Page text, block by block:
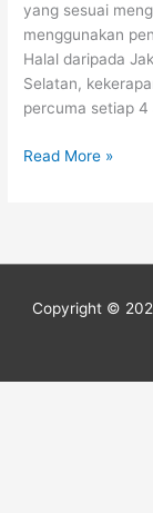
yang sesuai
menggunakan
Halal daripada
Selatan,
percuma setiap
Serendah
RM65
Read More »
Copyright ©